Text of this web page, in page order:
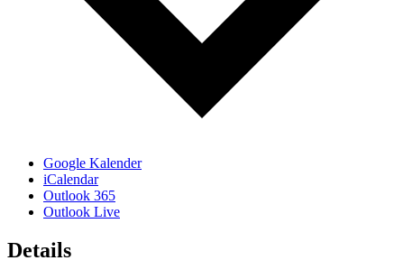
Google Kalender
iCalendar
Outlook 365
Outlook Live
Details